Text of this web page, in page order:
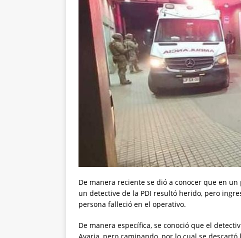
De manera reciente se dió a conocer que en
un detective de la PDI resultó herido, pero
persona falleció en el operativo.
De manera específica, se conoció que el
Avaria, pero caminando, por lo cual se